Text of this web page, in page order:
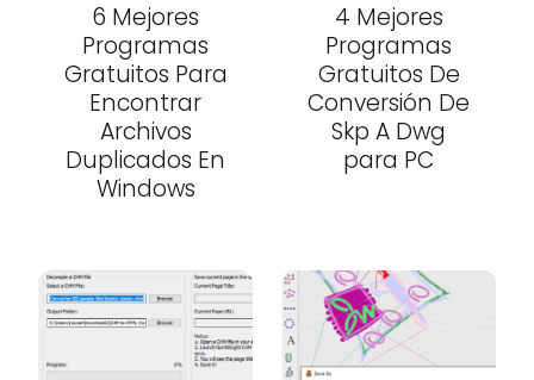
6 Mejores
Programas
Gratuitos Para
Encontrar
Archivos
Duplicados En
Windows
4 Mejores
Programas
Gratuitos De
Conversión De
Skp A Dwg
para PC